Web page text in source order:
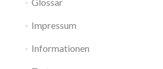
Impressum
Informationen